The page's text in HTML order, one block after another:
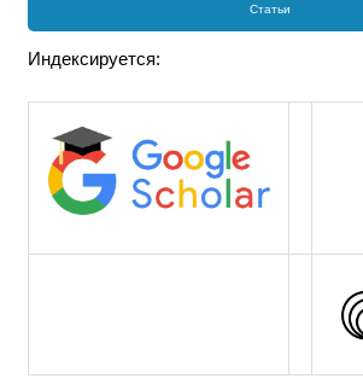
Статьи
Индексируется: